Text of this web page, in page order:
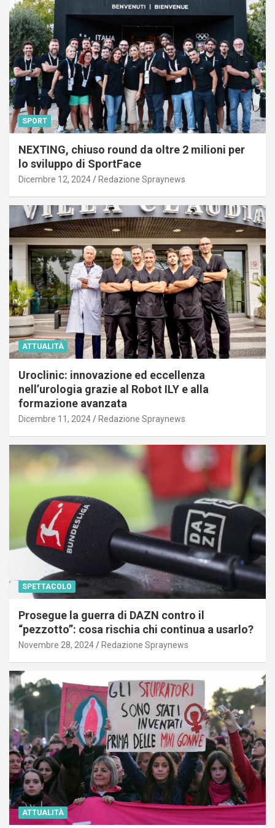
SPORT
NEXTING, chiuso round da oltre 2 milioni per
lo sviluppo di SportFace
Dicembre 12, 2024 Redazione Spraynews
ATTUALITÀ
Uroclinic: innovazione ed eccellenza
nell’urologia grazie al Robot ILY e alla
formazione avanzata
Dicembre 11, 2024 Redazione Spraynews
SPETTACOLO
Prosegue la guerra di DAZN contro il
“pezzotto”: cosa rischia chi continua a usarlo?
Novembre 28, 2024 Redazione Spraynews
ATTUALITÀ